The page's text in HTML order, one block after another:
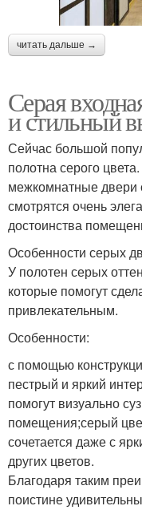
читать дальше →
Серая
и стильный
Сейчас большой
полотна серого
межкомнатные двери
смотрятся очень
достоинства
Особенности серых
У полотен серых
которые помогут
привлекательным.
Особенности:
с помощью
пестрый и яркий
помогут визуально
помещения;серый
сочетается даже с
других цветов.
Благодаря таким
поистине